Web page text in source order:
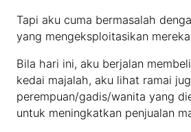
Tapi aku cuma bermasalah
yang mengeksploitasikan
Bila hari ini, aku berjalan
kedai majalah, aku lihat ramai
perempuan/gadis/wanita yang
untuk meningkatkan penjualan